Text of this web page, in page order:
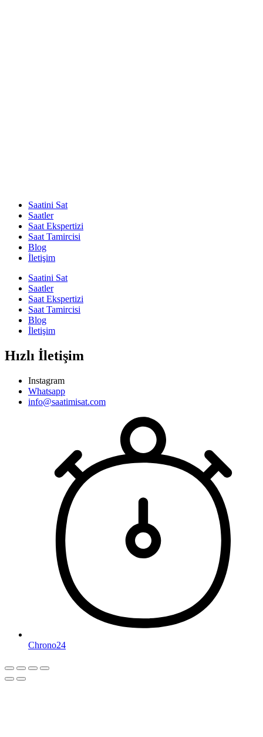
Saatini Sat
Saatler
Saat Ekspertizi
Saat Tamircisi
Blog
İletişim
Saatini Sat
Saatler
Saat Ekspertizi
Saat Tamircisi
Blog
İletişim
Hızlı İletişim
Instagram
Whatsapp
info@saatimisat.com
Chrono24